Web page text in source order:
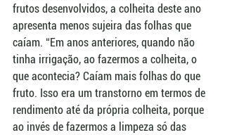
frutos desenvolvidos, a colheita deste ano
apresenta menos sujeira das folhas que
caíam. “Em anos anteriores, quando não
tinha irrigação, ao fazermos a colheita, o
que acontecia? Caíam mais folhas do que
fruto. Isso era um transtorno em termos de
rendimento até da própria colheita, porque
ao invés de fazermos a limpeza só das